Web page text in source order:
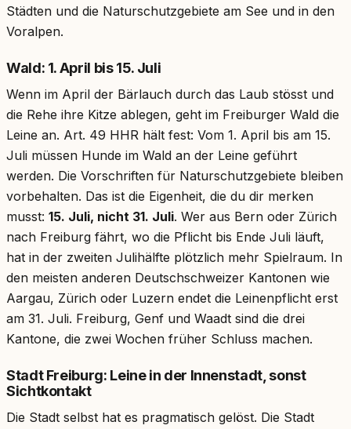
Städten und die Naturschutzgebiete am See und in den
Voralpen.
Wald: 1. April bis 15. Juli
Wenn im April der Bärlauch durch das Laub stösst und
die Rehe ihre Kitze ablegen, geht im Freiburger Wald die
Leine an. Art. 49 HHR hält fest: Vom 1. April bis am 15.
Juli müssen Hunde im Wald an der Leine geführt
werden. Die Vorschriften für Naturschutzgebiete bleiben
vorbehalten. Das ist die Eigenheit, die du dir merken
musst: 15. Juli, nicht 31. Juli. Wer aus Bern oder Zürich
nach Freiburg fährt, wo die Pflicht bis Ende Juli läuft,
hat in der zweiten Julihälfte plötzlich mehr Spielraum. In
den meisten anderen Deutschschweizer Kantonen wie
Aargau, Zürich oder Luzern endet die Leinenpflicht erst
am 31. Juli. Freiburg, Genf und Waadt sind die drei
Kantone, die zwei Wochen früher Schluss machen.
Stadt Freiburg: Leine in der Innenstadt, sonst
Sichtkontakt
Die Stadt selbst hat es pragmatisch gelöst. Die Stadt